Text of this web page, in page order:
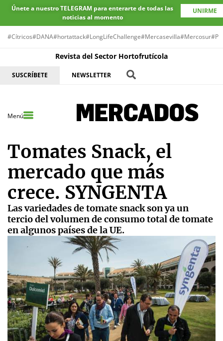
Únete a nuestro TELEGRAM para enterarte de todas las
noticias al momento
UNIRME
#Cítricos#DANA#hortattack#LongLifeChallenge#Mercasevilla#Mercosur
Revista del Sector Hortofrutícola
SUSCRÍBETE NEWSLETTER
Menú
Tomates Snack, el
mercado que más
crece. SYNGENTA
Las variedades de tomate snack son ya un
tercio del volumen de consumo total de tomate
en algunos países de la UE.